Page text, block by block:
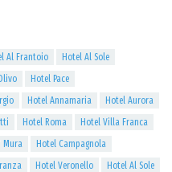
Al Frantoio
Hotel Al Sole
Hotel Pace
Hotel Annamaria
Hotel Aurora
Hotel Roma
Hotel Villa Franca
Mura
Hotel Campagnola
Hotel Veronello
Hotel Al Sole